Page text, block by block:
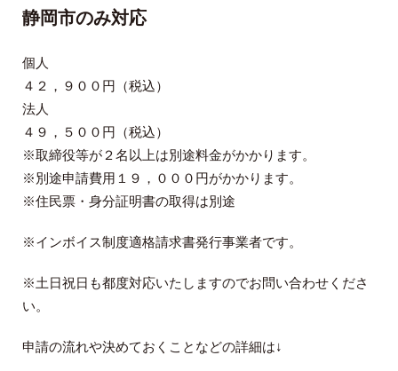
静岡市のみ対応
個人
４２，９００円（税込）
法人
４９，５００円（税込）
※取締役等が２名以上は別途料金がかかります。
※別途申請費用１９，０００円がかかります。
※住民票・身分証明書の取得は別途
※インボイス制度適格請求書発行事業者です。
※土日祝日も都度対応いたしますのでお問い合わせくださ
い。
申請の流れや決めておくことなどの詳細は↓